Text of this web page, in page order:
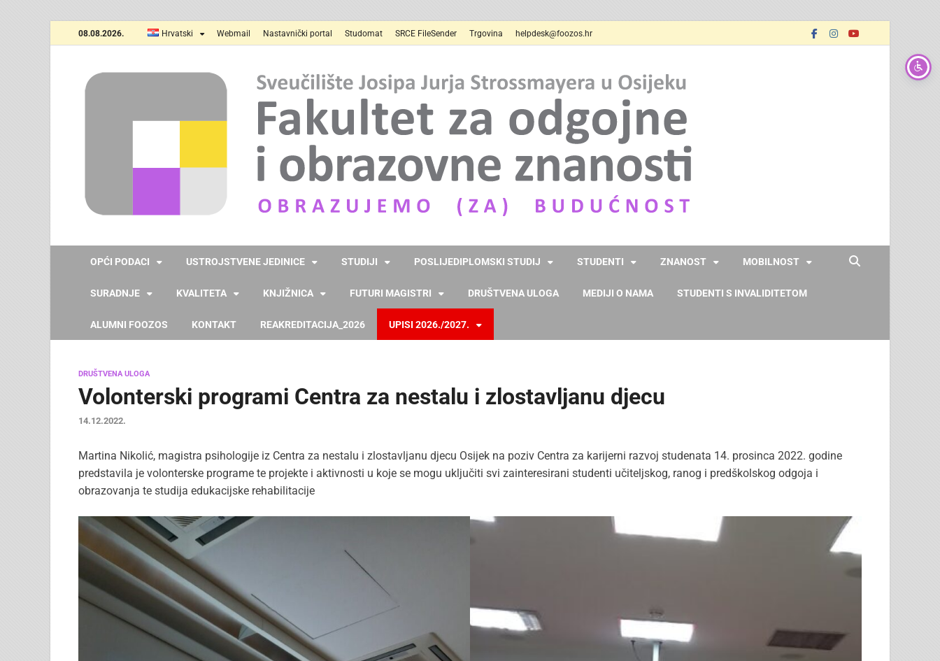
08.08.2026. Hrvatski Webmail Nastavnički portal Studomat SRCE FileSender Trgovina helpdesk@foozos.hr
OPĆI PODACI USTROJSTVENE JEDINICE STUDIJI POSLIJEDIPLOMSKI STUDIJ STUDENTI ZNANOST MOBILNOST
SURADNJE KVALITETA KNJIŽNICA FUTURI MAGISTRI DRUŠTVENA ULOGA MEDIJI O NAMA STUDENTI S INVALIDITETOM
ALUMNI FOOZOS KONTAKT REAKREDITACIJA_2026 UPISI 2026./2027.
DRUŠTVENA ULOGA
Volonterski programi Centra za nestalu i zlostavljanu djecu
14.12.2022.
Martina Nikolić, magistra psihologije iz Centra za nestalu i zlostavljanu djecu Osijek na poziv Centra za karijerni razvoj studenata 14. prosinca 2022. godine
predstavila je volonterske programe te projekte i aktivnosti u koje se mogu uključiti svi zainteresirani studenti učiteljskog, ranog i predškolskog odgoja i
obrazovanja te studija edukacijske rehabilitacije